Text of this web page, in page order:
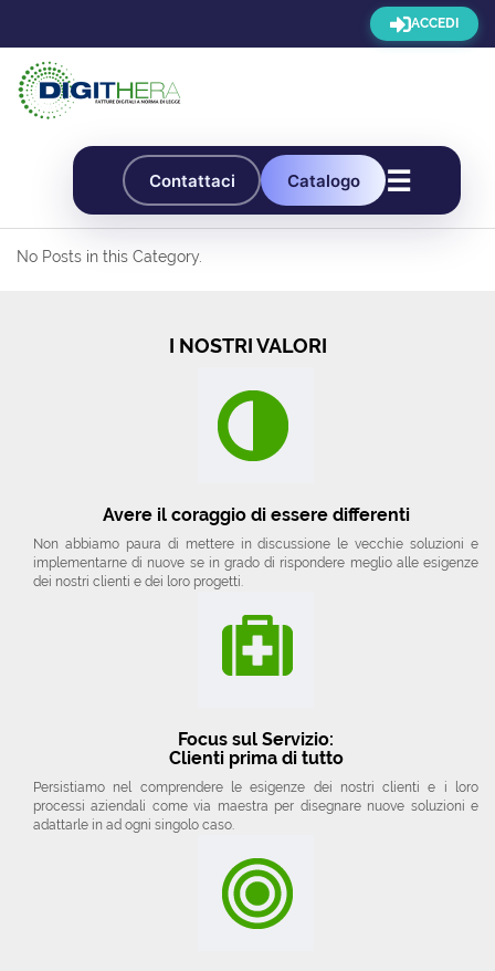
ACCEDI
Contattaci Catalogo ☰
No Posts in this Category.
I NOSTRI VALORI
Avere il coraggio di essere differenti
Non abbiamo paura di mettere in discussione le vecchie soluzioni e
implementarne di nuove se in grado di rispondere meglio alle esigenze
dei nostri clienti e dei loro progetti.
Focus sul Servizio:
Clienti prima di tutto
Persistiamo nel comprendere le esigenze dei nostri clienti e i loro
processi aziendali come via maestra per disegnare nuove soluzioni e
adattarle in ad ogni singolo caso.